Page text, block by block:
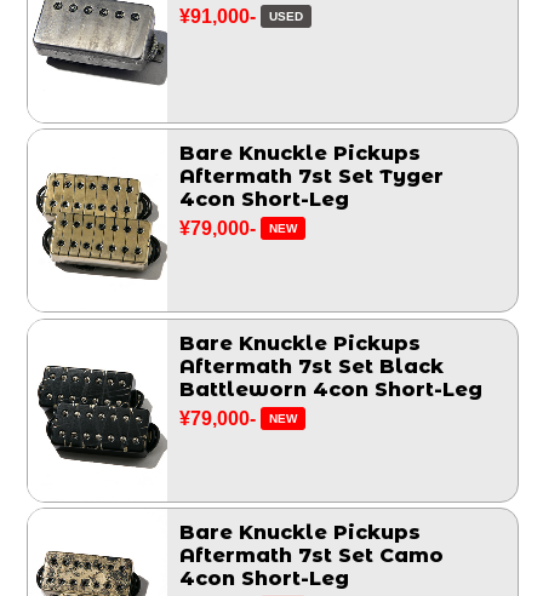
¥91,000- USED
Bare Knuckle Pickups
Aftermath 7st Set Tyger
4con Short-Leg
¥79,000- NEW
Bare Knuckle Pickups
Aftermath 7st Set Black
Battleworn 4con Short-Leg
¥79,000- NEW
Bare Knuckle Pickups
Aftermath 7st Set Camo
4con Short-Leg